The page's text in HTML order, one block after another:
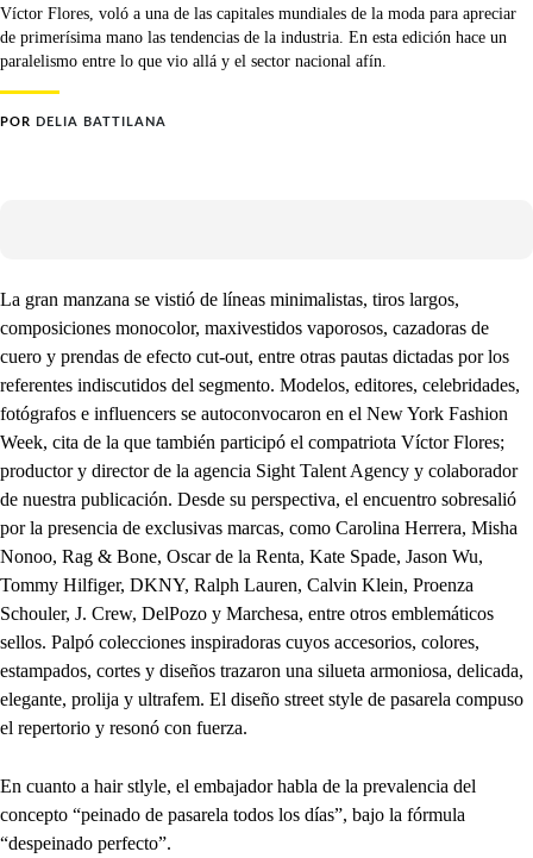
Víctor Flores, voló a una de las capitales mundiales de la moda para apreciar
de primerísima mano las tendencias de la industria. En esta edición hace un
paralelismo entre lo que vio allá y el sector nacional afín.
POR DELIA BATTILANA
La gran manzana se vistió de líneas minimalistas, tiros largos,
composiciones monocolor, maxivestidos vaporosos, cazadoras de
cuero y prendas de efecto cut-out, entre otras pautas dictadas por los
referentes indiscutidos del segmento. Modelos, editores, celebridades,
fotógrafos e influencers se autoconvocaron en el New York Fashion
Week, cita de la que también participó el compatriota Víctor Flores;
productor y director de la agencia Sight Talent Agency y colaborador
de nuestra publicación. Desde su perspectiva, el encuentro sobresalió
por la presencia de exclusivas marcas, como Carolina Herrera, Misha
Nonoo, Rag & Bone, Oscar de la Renta, Kate Spade, Jason Wu,
Tommy Hilfiger, DKNY, Ralph Lauren, Calvin Klein, Proenza
Schouler, J. Crew, DelPozo y Marchesa, entre otros emblemáticos
sellos. Palpó colecciones inspiradoras cuyos accesorios, colores,
estampados, cortes y diseños trazaron una silueta armoniosa, delicada,
elegante, prolija y ultrafem. El diseño street style de pasarela compuso
el repertorio y resonó con fuerza.
En cuanto a hair stlyle, el embajador habla de la prevalencia del
concepto “peinado de pasarela todos los días”, bajo la fórmula
“despeinado perfecto”.